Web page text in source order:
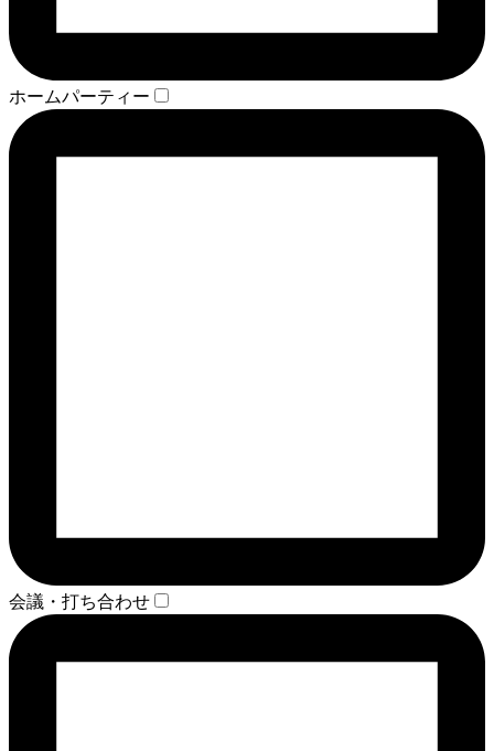
ホームパーティー
会議・打ち合わせ